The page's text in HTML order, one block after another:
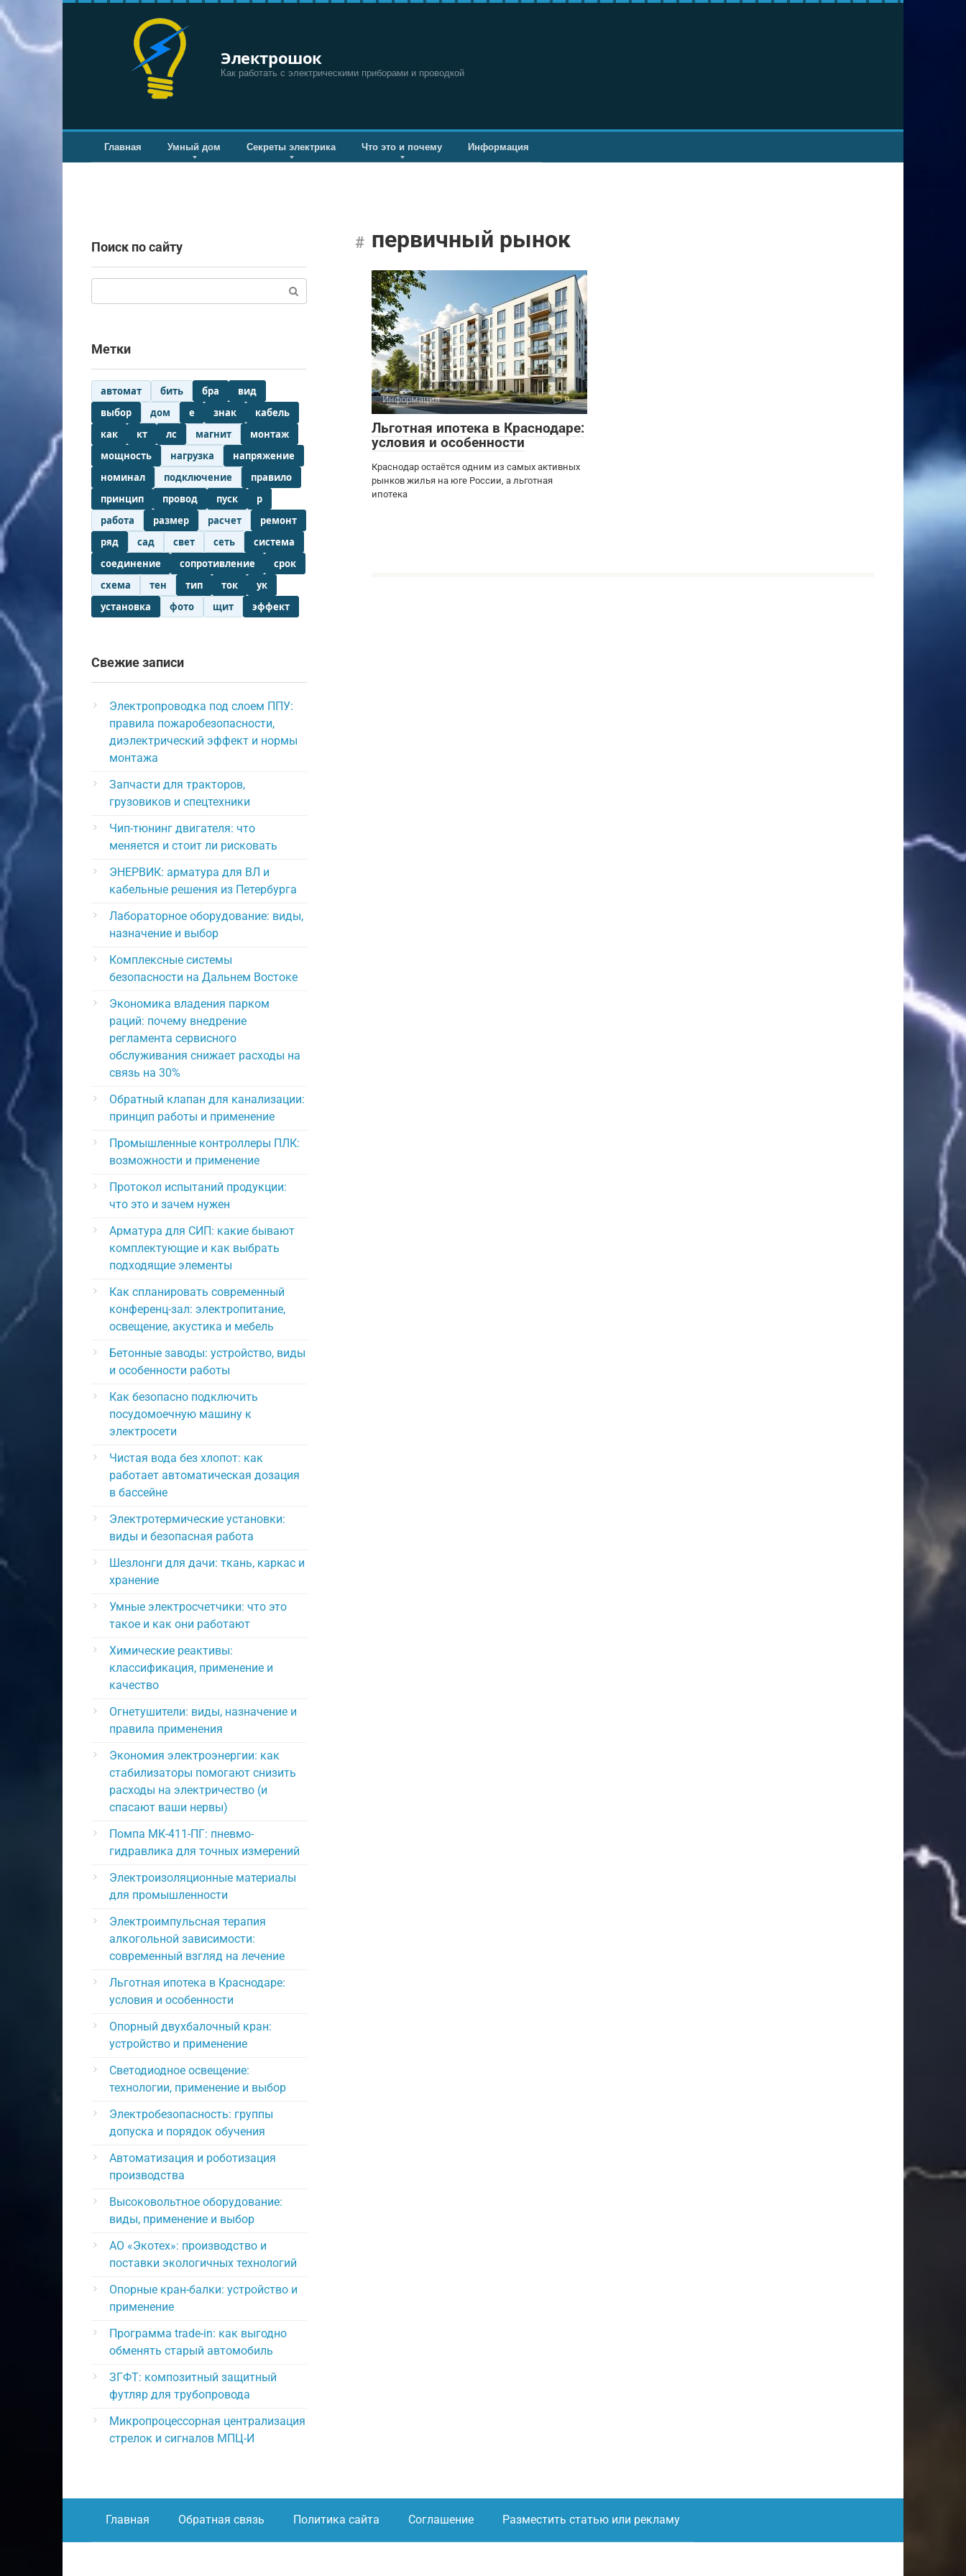
Перейти
к
контенту
Электрошок
Как работать с электрическими приборами и проводкой
Главная Умный дом Секреты электрика Что это и почему Информация
первичный рынок
Информация 0
Льготная ипотека в Краснодаре:
условия и особенности
Краснодар остаётся одним из самых активных
рынков жилья на юге России, а льготная
ипотека
Поиск по сайту
Метки
автомат бить бра
вид
выбор
дом е знак
кабель
как
кт лс магнит
монтаж
мощность
нагрузка
напряжение
номинал
подключение
правило
принцип
провод пуск
р
работа
размер расчет
ремонт
ряд
сад свет сеть
система
соединение
сопротивление
срок
схема
тен тип ток
ук
установка
фото щит эффект
Свежие записи
Электропроводка под слоем ППУ:
правила пожаробезопасности,
диэлектрический эффект и нормы
монтажа
Запчасти для тракторов,
грузовиков и спецтехники
Чип-тюнинг двигателя: что
меняется и стоит ли рисковать
ЭНЕРВИК: арматура для ВЛ и
кабельные решения из Петербурга
Лабораторное оборудование: виды,
назначение и выбор
Комплексные системы
безопасности на Дальнем Востоке
Экономика владения парком
раций: почему внедрение
регламента сервисного
обслуживания снижает расходы на
связь на 30%
Обратный клапан для канализации:
принцип работы и применение
Промышленные контроллеры ПЛК:
возможности и применение
Протокол испытаний продукции:
что это и зачем нужен
Арматура для СИП: какие бывают
комплектующие и как выбрать
подходящие элементы
Как спланировать современный
конференц-зал: электропитание,
освещение, акустика и мебель
Бетонные заводы: устройство, виды
и особенности работы
Как безопасно подключить
посудомоечную машину к
электросети
Чистая вода без хлопот: как
работает автоматическая дозация
в бассейне
Электротермические установки:
виды и безопасная работа
Шезлонги для дачи: ткань, каркас и
хранение
Умные электросчетчики: что это
такое и как они работают
Химические реактивы:
классификация, применение и
качество
Огнетушители: виды, назначение и
правила применения
Экономия электроэнергии: как
стабилизаторы помогают снизить
расходы на электричество (и
спасают ваши нервы)
Помпа МК-411-ПГ: пневмо-
гидравлика для точных измерений
Электроизоляционные материалы
для промышленности
Электроимпульсная терапия
алкогольной зависимости:
современный взгляд на лечение
Льготная ипотека в Краснодаре:
условия и особенности
Опорный двухбалочный кран:
устройство и применение
Светодиодное освещение:
технологии, применение и выбор
Электробезопасность: группы
допуска и порядок обучения
Автоматизация и роботизация
производства
Высоковольтное оборудование:
виды, применение и выбор
АО «Экотех»: производство и
поставки экологичных технологий
Опорные кран-балки: устройство и
применение
Программа trade-in: как выгодно
обменять старый автомобиль
ЗГФТ: композитный защитный
футляр для трубопровода
Микропроцессорная централизация
стрелок и сигналов МПЦ-И
Главная Обратная связь Политика сайта Соглашение Разместить статью или рекламу